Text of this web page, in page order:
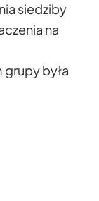
siedziby
na
była